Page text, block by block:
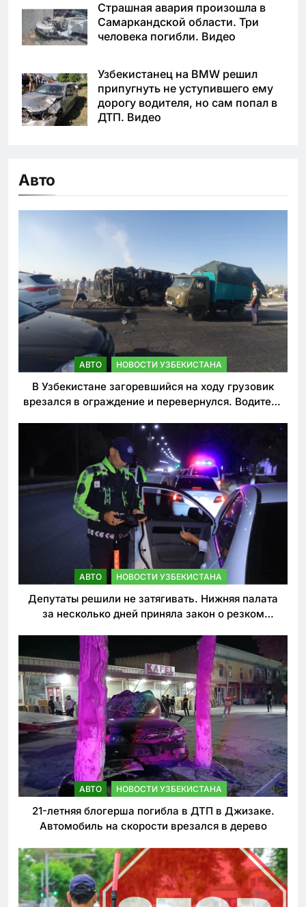
Страшная авария произошла в
Самаркандской области. Три
человека погибли. Видео
Узбекистанец на BMW решил
припугнуть не уступившего ему
дорогу водителя, но сам попал в
ДТП. Видео
Авто
АВТО НОВОСТИ УЗБЕКИСТАНА
В Узбекистане загоревшийся на ходу грузовик
врезался в ограждение и перевернулся. Водитель
АВТО НОВОСТИ УЗБЕКИСТАНА
Депутаты решили не затягивать. Нижняя палата
за несколько дней приняла закон о резком
АВТО НОВОСТИ УЗБЕКИСТАНА
21-летняя блогерша погибла в ДТП в Джизаке.
Автомобиль на скорости врезался в дерево